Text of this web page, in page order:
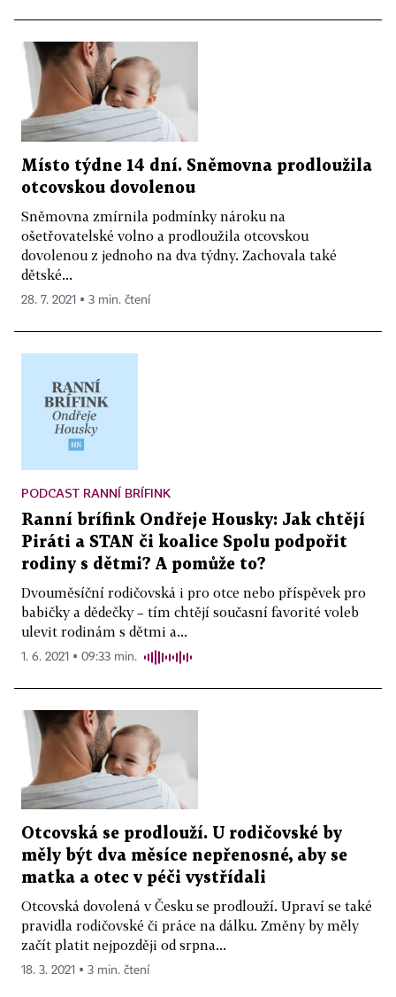
Místo týdne 14 dní. Sněmovna prodloužila
otcovskou dovolenou
Sněmovna zmírnila podmínky nároku na
ošetřovatelské volno a prodloužila otcovskou
dovolenou z jednoho na dva týdny. Zachovala také
dětské...
28. 7. 2021 ▪ 3 min. čtení
PODCAST RANNÍ BRÍFINK
Ranní brífink Ondřeje Housky: Jak chtějí
Piráti a STAN či koalice Spolu podpořit
rodiny s dětmi? A pomůže to?
Dvouměsíční rodičovská i pro otce nebo příspěvek pro
babičky a dědečky – tím chtějí současní favorité voleb
ulevit rodinám s dětmi a...
1. 6. 2021 ▪ 09:33 min.
Otcovská se prodlouží. U rodičovské by
měly být dva měsíce nepřenosné, aby se
matka a otec v péči vystřídali
Otcovská dovolená v Česku se prodlouží. Upraví se také
pravidla rodičovské či práce na dálku. Změny by měly
začít platit nejpozději od srpna...
18. 3. 2021 ▪ 3 min. čtení